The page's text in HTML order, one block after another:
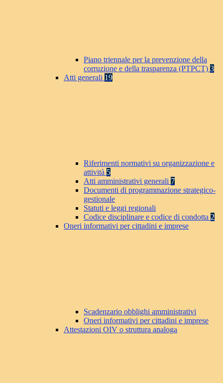
Piano triennale per la prevenzione della
corruzione e della trasparenza (PTPCT) 3
Atti generali 19
Riferimenti normativi su organizzazione e
attività 5
Atti amministrativi generali 7
Documenti di programmazione strategico-
gestionale
Statuti e leggi regionali
Codice disciplinare e codice di condotta 2
Oneri informativi per cittadini e imprese
Scadenzario obblighi amministrativi
Oneri informativi per cittadini e imprese
Attestazioni OIV o struttura analoga